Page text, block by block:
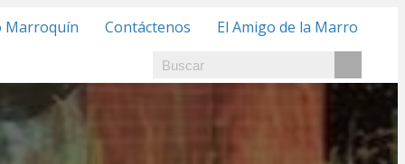
Marroquín Contáctenos El Amigo de la Marro